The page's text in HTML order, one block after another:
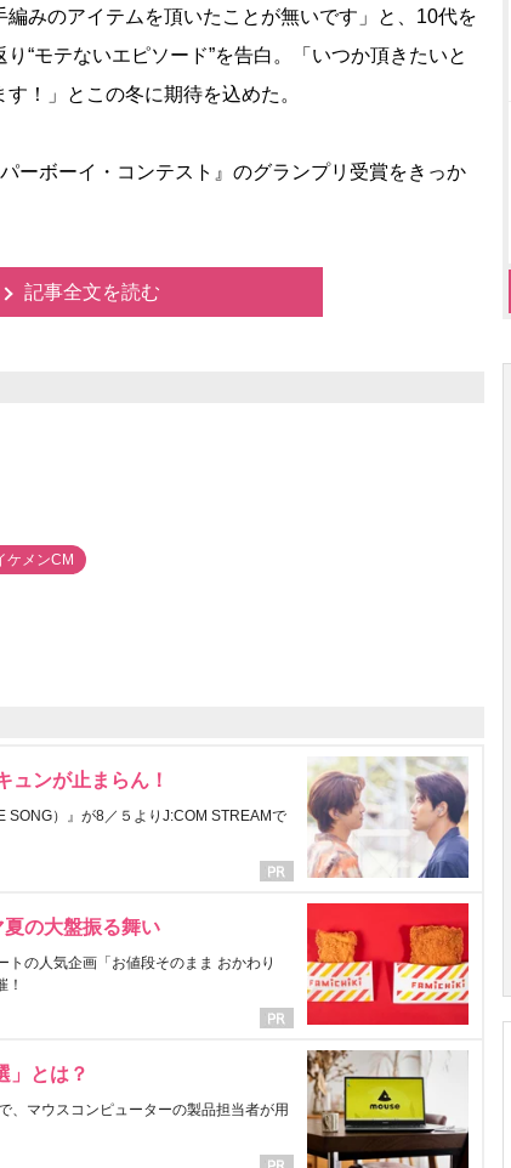
編みのアイテムを頂いたことが無いです」と、10代を
り“モテないエピソード”を告白。「いつか頂きたいと
す！」とこの冬に期待を込めた。
ボーイ・コンテスト』のグランプリ受賞をきっか
記事全文を読む
ケメンCM
ュンが止まらん！
SONG）』が8／５よりJ:COM STREAMで
の大盤振る舞い
の人気企画「お値段そのまま おかわり
！
」とは？
、マウスコンピューターの製品担当者が用